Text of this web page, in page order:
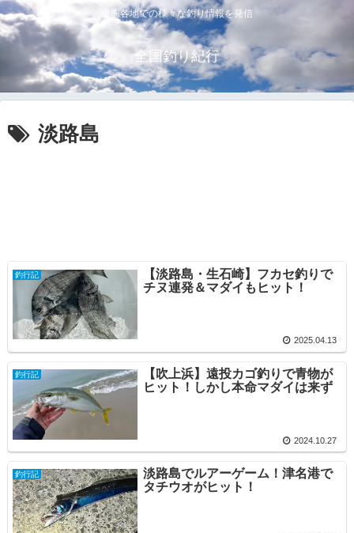
全国各地での様々な釣り情報を発信
全国釣り紀行
淡路島
釣行記
【淡路島・生石崎】フカセ釣りで
チヌ連発＆マダイもヒット！
2025.04.13
釣行記
【吹上浜】遠投カゴ釣りで青物が
ヒット！しかし本命マダイは来ず
2024.10.27
釣行記
淡路島でルアーゲーム！津名港で
タチウオがヒット！